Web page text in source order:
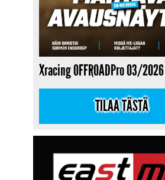
Xracing OFFROADPro 03/2026
TILAA TÄSTÄ